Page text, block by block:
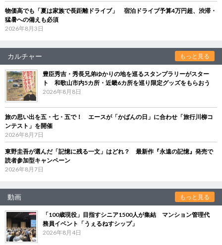
物価高でも「夏は家族で長距離ドライブ」 宿泊ドライブ予算4万円超、渋滞・
猛暑への備えも必須
2026年8月3日
カルチャー もっと見る
豊臣秀吉・秀長兄弟ゆかりの地を巡るスタンプラリーがスター
ト 和歌山市内5カ所・近畿6カ所を巡り限定グッズをもらおう
2026年8月8日
旅の思い出を五・七・五で！ エースが「かばんの日」に合わせ「旅行川柳コ
ンテスト」を開催
2026年8月7日
東野圭吾が選んだ「記憶に残る一文」はどれ？ 最新作『永遠の記憶』発売で
読者参加型キャンペーン
2026年8月7日
動画 もっと見る
「100歳現役」目指すシニア1500人が集結 マンション管理代
務員イベント「うぇるねすシップ」
2026年8月4日